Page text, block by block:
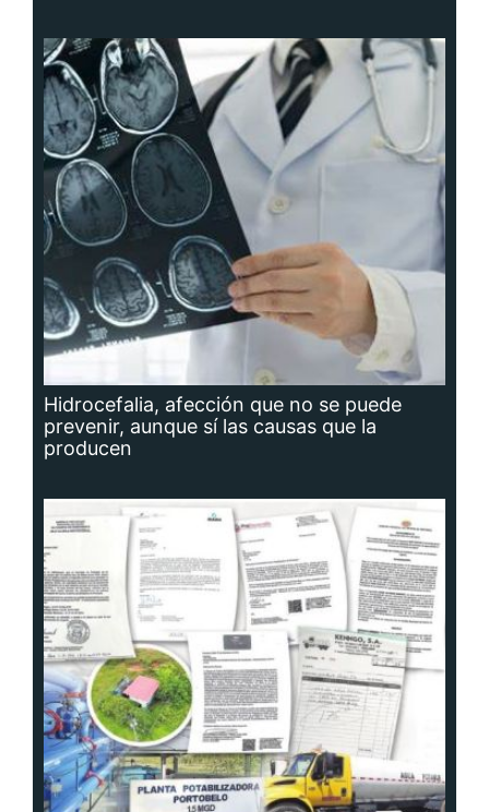
Hidrocefalia, afección que no se puede
prevenir, aunque sí las causas que la
producen